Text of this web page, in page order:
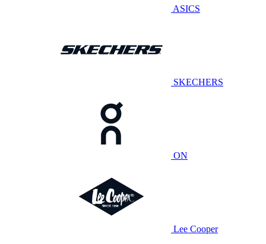
ASICS
SKECHERS
ON
Lee Cooper